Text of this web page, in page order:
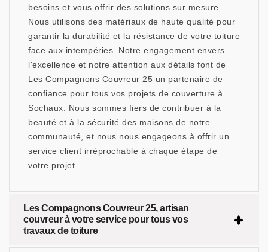
besoins et vous offrir des solutions sur mesure.
Nous utilisons des matériaux de haute qualité pour
garantir la durabilité et la résistance de votre toiture
face aux intempéries. Notre engagement envers
l'excellence et notre attention aux détails font de
Les Compagnons Couvreur 25 un partenaire de
confiance pour tous vos projets de couverture à
Sochaux. Nous sommes fiers de contribuer à la
beauté et à la sécurité des maisons de notre
communauté, et nous nous engageons à offrir un
service client irréprochable à chaque étape de
votre projet.
Les Compagnons Couvreur 25, artisan
couvreur à votre service pour tous vos
travaux de toiture